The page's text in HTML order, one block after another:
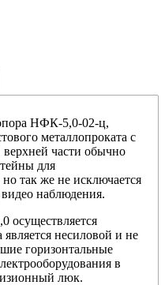
НФК-5,0-02-ц,
металлопроката с
части обычно
для
так же не исключается
наблюдения.
осуществляется
несиловой и не
горизонтальные
в
люк.